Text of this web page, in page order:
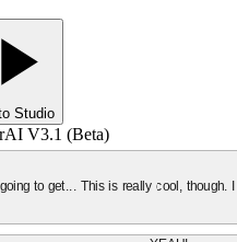
Studio
V3.1 (Beta)
to get... This is really cool, though.